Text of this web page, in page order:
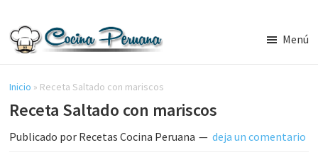
contenido
lateral
principal
Cocina
Peruana,
Recetas
de
Comida
Menú
Inicio » Receta Saltado con mariscos
Receta Saltado con mariscos
Publicado por Recetas Cocina Peruana deja un comentario